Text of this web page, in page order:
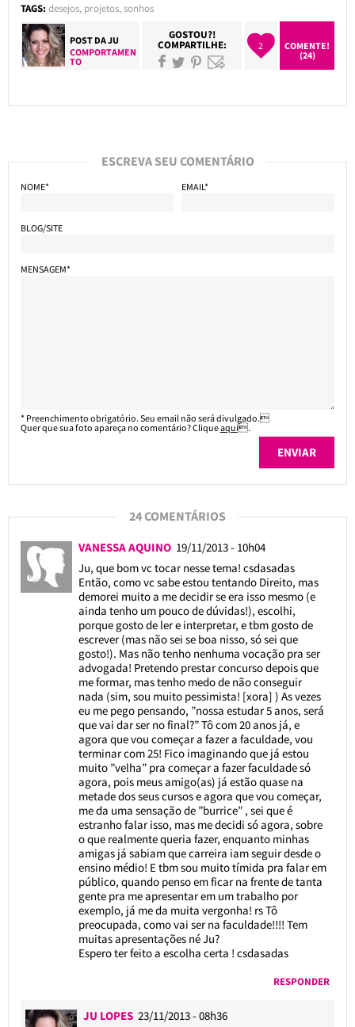
TAGS: desejos, projetos,sonhos
POST DAJU
COMPORTAMEN
TO
GOSTOU?!
COMPARTILHE: 2
COMENTE!
(24)
ESCREVA SEU COMENTÁRIO
NOME* EMAIL*
BLOG/SITE
MENSAGEM*
* Preenchimento obrigatório. Seu email não será divulgado.
Quer que sua foto apareça no comentário? Cliqueaqui.
24 COMENTÁRIOS
VANESSA AQUINO 19/11/2013 - 10h04
Ju, que bom vc tocar nesse tema! csdasadas
Então, como vc sabe estou tentando Direito, mas
demorei muito a me decidir se era isso mesmo (e
ainda tenho um pouco de dúvidas!), escolhi,
porque gosto de ler e interpretar, e tbm gosto de
escrever (mas não sei se boa nisso, só sei que
gosto!). Mas não tenho nenhuma vocação pra ser
advogada! Pretendo prestar concurso depois que
me formar, mas tenho medo de não conseguir
nada (sim, sou muito pessimista! [xora] ) As vezes
eu me pego pensando, ”nossa estudar 5 anos, será
que vai dar ser no final?” Tô com 20 anos já, e
agora que vou começar a fazer a faculdade, vou
terminar com 25! Fico imaginando que já estou
muito ”velha” pra começar a fazer faculdade só
agora, pois meus amigo(as) já estão quase na
metade dos seus cursos e agora que vou começar,
me da uma sensação de ”burrice” , sei que é
estranho falar isso, mas me decidi só agora, sobre
o que realmente queria fazer, enquanto minhas
amigas já sabiam que carreira iam seguir desde o
ensino médio! E tbm sou muito tímida pra falar em
público, quando penso em ficar na frente de tanta
gente pra me apresentar em um trabalho por
exemplo, já me da muita vergonha! rs Tô
preocupada, como vai ser na faculdade!!!! Tem
muitas apresentações né Ju?
Espero ter feito a escolha certa ! csdasadas
RESPONDER
JU LOPES 23/11/2013 - 08h36